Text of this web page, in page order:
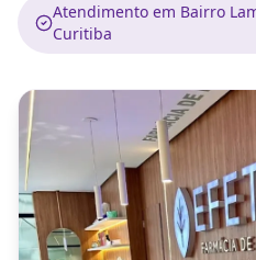
Atendimento em Bairro
Curitiba